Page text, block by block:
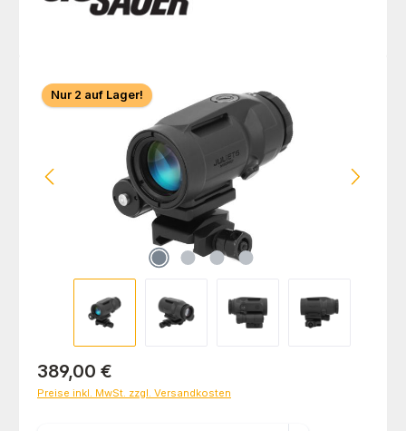
Bildergalerie überspringen
Nur 2 auf Lager!
Regulärer Preis:
389,00 €
Preise inkl. MwSt. zzgl. Versandkosten